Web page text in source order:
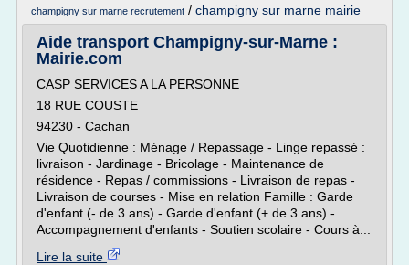
champigny sur marne recrutement / champigny sur marne mairie
Aide transport Champigny-sur-Marne :
Mairie.com
CASP SERVICES A LA PERSONNE
18 RUE COUSTE
94230 - Cachan
Vie Quotidienne : Ménage / Repassage - Linge repassé :
livraison - Jardinage - Bricolage - Maintenance de
résidence - Repas / commissions - Livraison de repas -
Livraison de courses - Mise en relation Famille : Garde
d'enfant (- de 3 ans) - Garde d'enfant (+ de 3 ans) -
Accompagnement d'enfants - Soutien scolaire - Cours à...
Lire la suite